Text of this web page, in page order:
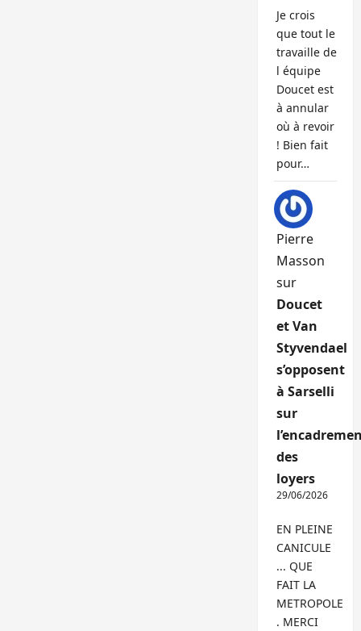
Je crois
que tout le
travaille de
l équipe
Doucet est
à annular
où à revoir
! Bien fait
pour…
Pierre
Masson
sur
Doucet
et Van
Styvendael
s’opposent
à Sarselli
sur
des
loyers
29/06/2026
EN PLEINE
CANICULE
... QUE
FAIT LA
METROPOLE
. MERCI